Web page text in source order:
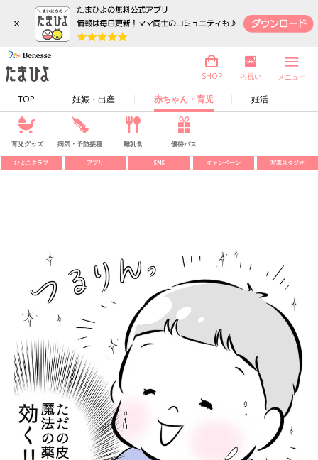
×
TOP 妊娠・出産 赤ちゃん・育児 妊活
SHOP 内祝い メニュー
育児グッズ 病気・予防接種 離乳食 優待パス
ひよこクラブ アプリ SNS キャンペーン 写真スタジオ